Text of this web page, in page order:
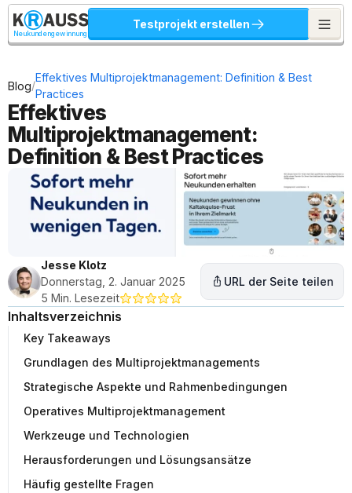
Neukundengewinnung
Testprojekt erstellen
Blog/
Effektives Multiprojektmanagement: Definition & Best
Practices
Effektives
Multiprojektmanagement:
Definition & Best Practices
Jesse Klotz
Donnerstag, 2. Januar 2025
5 Min. Lesezeit
URL der Seite teilen
Inhaltsverzeichnis
Key Takeaways
Grundlagen des Multiprojektmanagements
Strategische Aspekte und Rahmenbedingungen
Operatives Multiprojektmanagement
Werkzeuge und Technologien
Herausforderungen und Lösungsansätze
Häufig gestellte Fragen